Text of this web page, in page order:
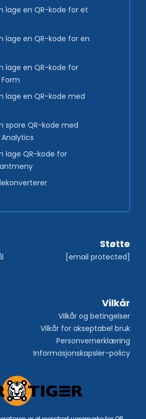
lage en QR-kode for et
lage en QR-kode for en
lage en QR-kode for
lage en QR-kode med
spore QR-kode med
lage QR-kode for
Støtte
[email protected]
Vilkår
Vilkår og betingelser
Vilkår for akseptabel bruk
Personvernerklæring
Informasjonskapsler-policy